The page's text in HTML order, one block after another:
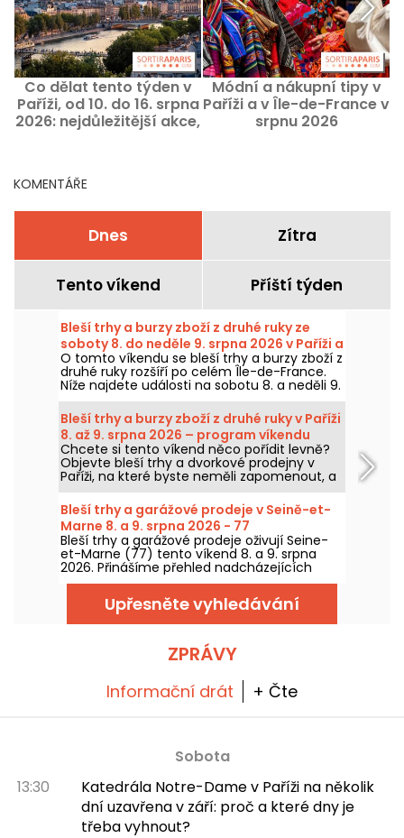
Co dělat tento týden v
Paříži, od 10. do 16. srpna
2026: nejdůležitější akce,
Módní a nákupní tipy v
Paříži a v Île-de-France v
srpnu 2026
KOMENTÁŘE
Dnes Zítra
Tento víkend Příští týden
Bleší trhy a burzy zboží z druhé ruky ze
soboty 8. do neděle 9. srpna 2026 v Paříži a
v Île-de-France – víkendový program
O tomto víkendu se bleší trhy a burzy zboží z
druhé ruky rozšíří po celém Île-de-France.
Níže najdete události na sobotu 8. a neděli 9.
srpna 2026, kdy můžete lovit výhodné
kousky, prohledávat stánky a třeba objevit
perličku mezi poklady.
Bleší trhy a burzy zboží z druhé ruky v Paříži
8. až 9. srpna 2026 – program víkendu
Chcete si tento víkend něco pořídit levně?
Objevte bleší trhy a dvorkové prodejny v
Paříži, na které byste neměli zapomenout, a
to v sobotu 8. a v neděli 9. srpna 2026, kde
můžete nasbírat spoustu skvělých nabídek.
Bleší trhy a garážové prodeje v Seině-et-
Marne 8. a 9. srpna 2026 - 77
Bleší trhy a garážové prodeje oživují Seine-
et-Marne (77) tento víkend 8. a 9. srpna
2026. Přinášíme přehled nadcházejících
akcí, na které se můžete těšit!
Upřesněte vyhledávání
ZPRÁVY
Informační drát + Čte
Sobota
13:30
Katedrála Notre-Dame v Paříži na několik
dní uzavřena v září: proč a které dny je
třeba vyhnout?